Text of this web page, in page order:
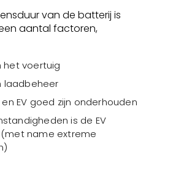
van de batterij is
aantal factoren,
het voertuig
laadbeheer
EV goed zijn onderhouden
is de EV
name extreme